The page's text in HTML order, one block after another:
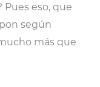
eso, que
según
más que